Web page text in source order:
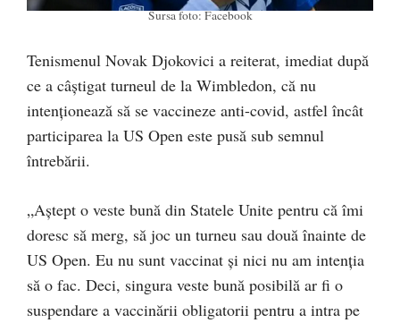
Sursa foto: Facebook
Tenismenul Novak Djokovici a reiterat, imediat după
ce a câștigat turneul de la Wimbledon, că nu
intenționează să se vaccineze anti-covid, astfel încât
participarea la US Open este pusă sub semnul
întrebării.
„Aştept o veste bună din Statele Unite pentru că îmi
doresc să merg, să joc un turneu sau două înainte de
US Open. Eu nu sunt vaccinat şi nici nu am intenţia
să o fac. Deci, singura veste bună posibilă ar fi o
suspendare a vaccinării obligatorii pentru a intra pe